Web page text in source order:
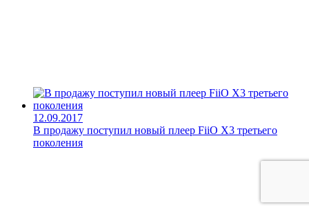
12.09.2017
В продажу поступил новый плеер FiiO X3 третьего
поколения